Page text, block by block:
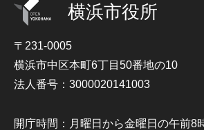
横浜市役所
〒231-0005
横浜市中区本町6丁目50番地の10
法人番号：3000020141003
開庁時間：月曜日から金曜日の午前8